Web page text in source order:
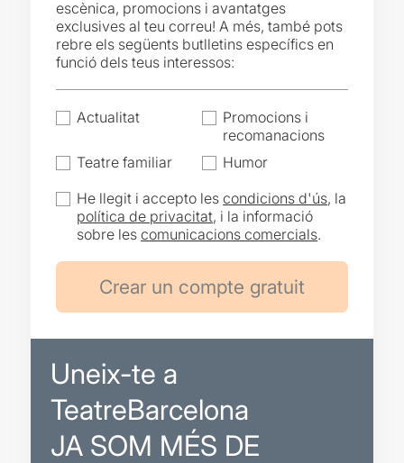
escènica, promocions i avantatges
exclusives al teu correu! A més, també pots
rebre els següents butlletins específics en
funció dels teus interessos:
Actualitat
Promocions i
recomanacions
Teatre familiar
Humor
He llegit i accepto lescondicions d'ús, la
política de privacitat, i la informació
sobre lescomunicacions comercials.
Uneix-te a
TeatreBarcelona
JA SOM MÉS DE